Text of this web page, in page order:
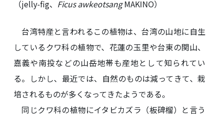
（jelly-fig、 Ficus awkeotsangMAKINO）
台湾特産と言われるこの植物は、台湾の山地に自生
しているクワ科の植物で、花蓮の玉里や台東の関山、
嘉義や南投などの山岳地帯も産地として知られてい
る。しかし、最近では、自然のものは減ってきて、栽
培されるものが多くなってきたようである。
同じクワ科の植物にイタビカズラ（板碑榴）と言う